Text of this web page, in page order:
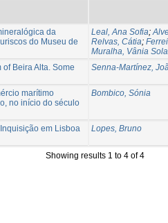
da
do Museu de
Leal, Ana Sofia;
Relvas, Cátia;
Muralha, Vânia
Beira Alta. Some
Senna-Martínez,
marítimo
no início do século
Bombico, Sónia
em Lisboa
Lopes, Bruno
Showing results 1 to 4 of 4